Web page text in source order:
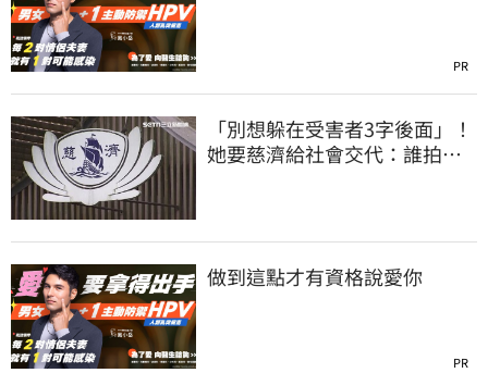
PR
「別想躲在受害者3字後面」！
她要慈濟給社會交代：誰拍板
做到這點才有資格說愛你
PR